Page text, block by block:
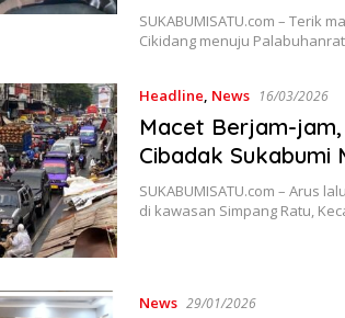
SUKABUMISATU.com – Terik
Cikidang menuju
Headline, News 16/03/2026
Macet Berjam-
Cibadak Sukabumi
SUKABUMISATU.com – Arus
di kawasan Simpang Ratu,
News 29/01/2026